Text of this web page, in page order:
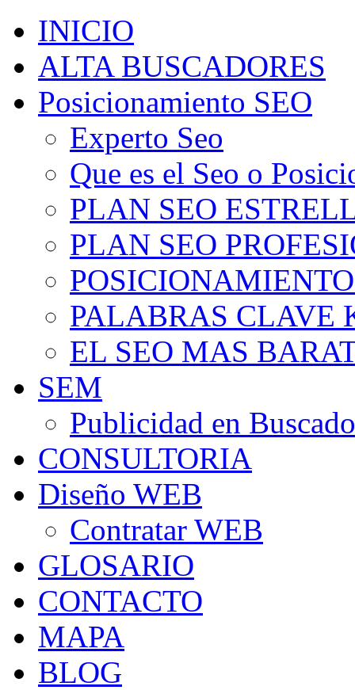
INICIO
ALTA BUSCADORES
Posicionamiento SEO
Experto Seo
Que es el Seo o
PLAN SEO
PLAN SEO
PALABRAS CLAVE
EL SEO MAS
SEM
Publicidad en
CONSULTORIA
Diseño WEB
Contratar WEB
GLOSARIO
CONTACTO
MAPA
BLOG